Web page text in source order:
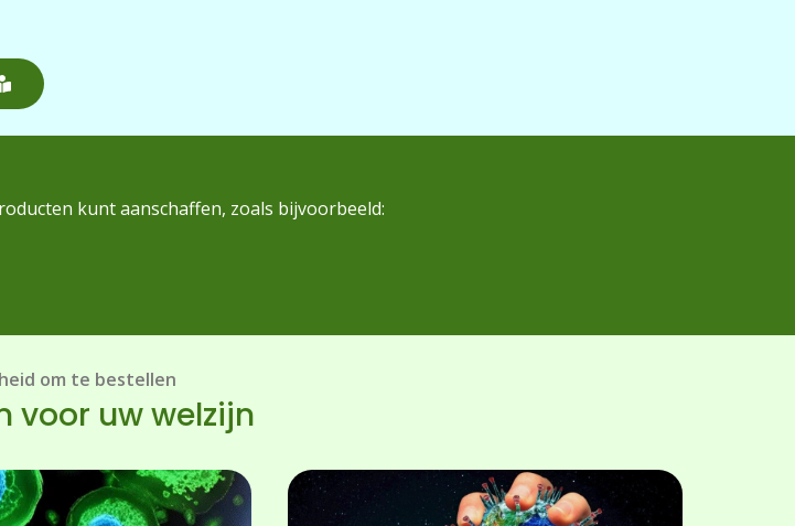
kunt aanschaffen, zoals bijvoorbeeld:
om te bestellen
voor uw welzijn